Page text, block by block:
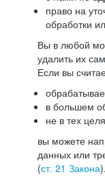
право на
обработки
Вы в любой
удалить их
Если вы
в большем
не в тех
вы можете
данных или
(ст. 21 Закона).